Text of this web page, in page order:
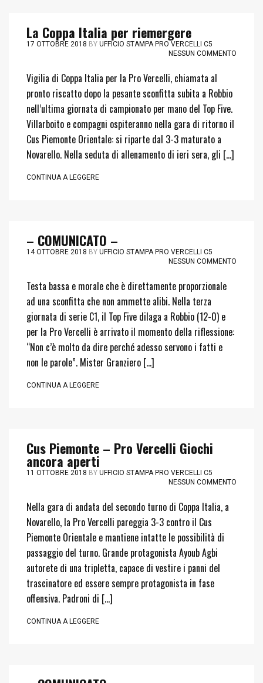
La Coppa Italia per riemergere
17 OTTOBRE 2018 BY UFFICIO STAMPA PRO VERCELLI C5
NESSUN COMMENTO
Vigilia di Coppa Italia per la Pro Vercelli, chiamata al
pronto riscatto dopo la pesante sconfitta subita a Robbio
nell’ultima giornata di campionato per mano del Top Five.
Villarboito e compagni ospiteranno nella gara di ritorno il
Cus Piemonte Orientale: si riparte dal 3-3 maturato a
Novarello. Nella seduta di allenamento di ieri sera, gli […]
CONTINUA A LEGGERE
– COMUNICATO –
14 OTTOBRE 2018 BY UFFICIO STAMPA PRO VERCELLI C5
NESSUN COMMENTO
Testa bassa e morale che è direttamente proporzionale
ad una sconfitta che non ammette alibi. Nella terza
giornata di serie C1, il Top Five dilaga a Robbio (12-0) e
per la Pro Vercelli è arrivato il momento della riflessione:
“Non c’è molto da dire perché adesso servono i fatti e
non le parole”. Mister Granziero […]
CONTINUA A LEGGERE
Cus Piemonte – Pro Vercelli Giochi
ancora aperti
11 OTTOBRE 2018 BY UFFICIO STAMPA PRO VERCELLI C5
NESSUN COMMENTO
Nella gara di andata del secondo turno di Coppa Italia, a
Novarello, la Pro Vercelli pareggia 3-3 contro il Cus
Piemonte Orientale e mantiene intatte le possibilità di
passaggio del turno. Grande protagonista Ayoub Agbi
autorete di una tripletta, capace di vestire i panni del
trascinatore ed essere sempre protagonista in fase
offensiva. Padroni di […]
CONTINUA A LEGGERE